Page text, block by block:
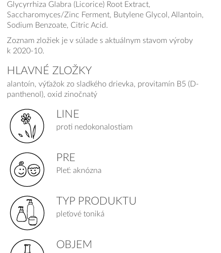
Glycyrrhiza Glabra (Licorice) Root Extract,
Saccharomyces/Zinc Ferment, Butylene Glycol, Allantoin,
Sodium Benzoate, Citric Acid.
Zoznam zložiek je v súlade s aktuálnym stavom výroby
k 2020-10.
HLAVNÉ ZLOŽKY
alantoín, výťažok zo sladkého drievka, provitamín B5 (D-
panthenol), oxid zinočnatý
LINE
proti nedokonalostiam
PRE
Pleť: aknózna
TYP PRODUKTU
pleťové toniká
OBJEM